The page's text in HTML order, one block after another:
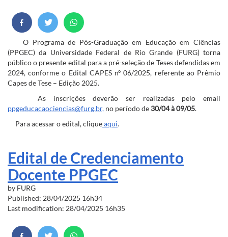
O Programa de Pós-Graduação em Educação em Ciências
(PPGEC) da Universidade Federal de Rio Grande (FURG) torna
público o presente edital para a pré-seleção de Teses defendidas em
2024, conforme o Edital CAPES nº 06/2025, referente ao Prêmio
Capes de Tese – Edição 2025.
As inscrições deverão ser realizadas pelo email
ppgeducacaociencias@furg.br, no período de30/04 à 09/05.
Para acessar o edital, cliqueaqui.
Edital de Credenciamento
Docente PPGEC
by FURG
Published: 28/04/2025 16h34
Last modification: 28/04/2025 16h35